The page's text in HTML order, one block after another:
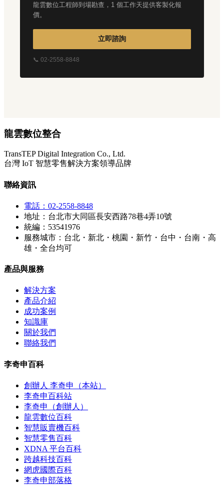
龍雲數位工程師到場勘查，1 個工作天提供客製化報
價。
立即諮詢
📞 02-2558-8848
龍雲數位整合
TransTEP Digital Integration Co., Ltd.
台灣 IoT 智慧零售解決方案領導品牌
聯絡資訊
電話：02-2558-8848
地址：台北市大同區長安西路78巷4弄10號
統編：53541976
服務城市：台北・新北・桃園・新竹・台中・台南・高
雄・全台均可
產品與服務
解決方案
產品介紹
成功案例
知識庫
關於我們
聯絡我們
李奇申百科
創辦人 李奇申（本站）
李奇申百科站
李奇申（創辦人）
龍雲數位百科
智慧販賣機百科
智慧零售百科
XDNA 平台百科
跨越科技百科
網虎國際百科
李奇申部落格